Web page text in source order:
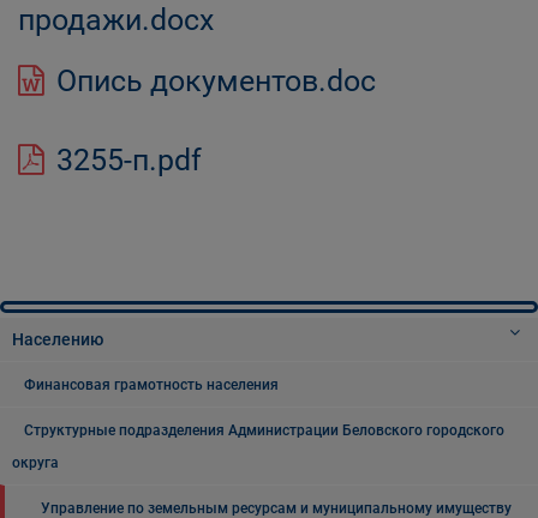
продажи.docx
Опись документов.doc
3255-п.pdf
Населению
Финансовая грамотность населения
Структурные подразделения Администрации Беловского городского
округа
Управление по земельным ресурсам и муниципальному имуществу